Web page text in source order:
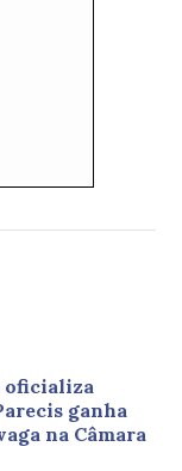
oficializa
ganha
na Câmara